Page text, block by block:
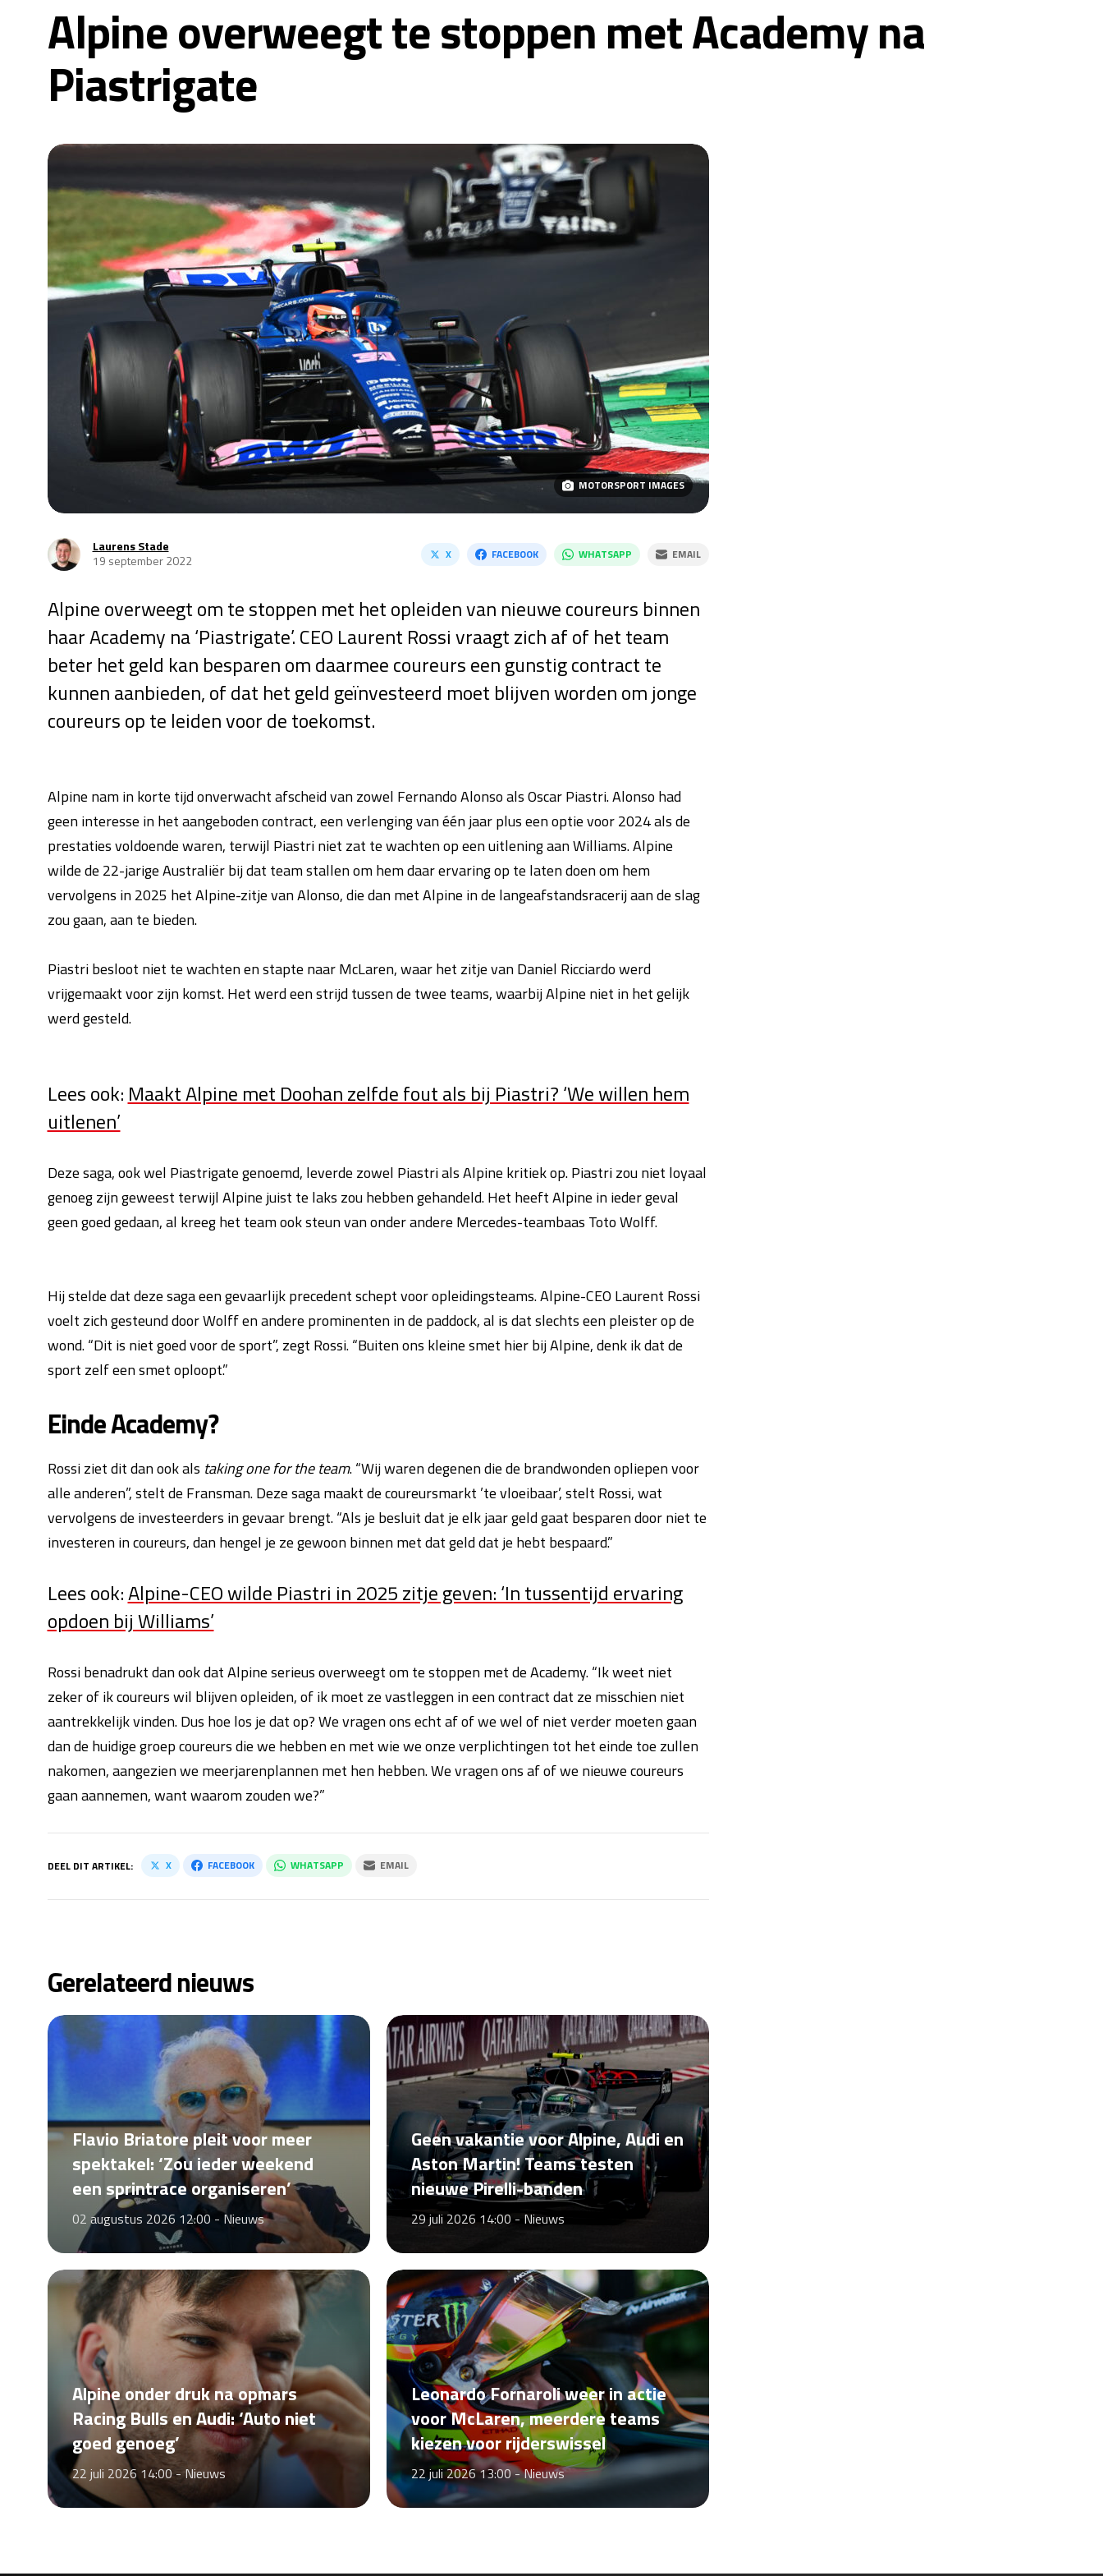
Alpine overweegt te stoppen met Academy na
Piastrigate
MOTORSPORT IMAGES
Laurens Stade
19 september 2022
X FACEBOOK WHATSAPP EMAIL
Alpine overweegt om te stoppen met het opleiden van nieuwe coureurs binnen
haar Academy na ‘Piastrigate’. CEO Laurent Rossi vraagt zich af of het team
beter het geld kan besparen om daarmee coureurs een gunstig contract te
kunnen aanbieden, of dat het geld geïnvesteerd moet blijven worden om jonge
coureurs op te leiden voor de toekomst.
Alpine nam in korte tijd onverwacht afscheid van zowel Fernando Alonso als Oscar Piastri. Alonso had
geen interesse in het aangeboden contract, een verlenging van één jaar plus een optie voor 2024 als de
prestaties voldoende waren, terwijl Piastri niet zat te wachten op een uitlening aan Williams. Alpine
wilde de 22-jarige Australiër bij dat team stallen om hem daar ervaring op te laten doen om hem
vervolgens in 2025 het Alpine-zitje van Alonso, die dan met Alpine in de langeafstandsracerij aan de slag
zou gaan, aan te bieden.
Piastri besloot niet te wachten en stapte naar McLaren, waar het zitje van Daniel Ricciardo werd
vrijgemaakt voor zijn komst. Het werd een strijd tussen de twee teams, waarbij Alpine niet in het gelijk
werd gesteld.
Lees ook: Maakt Alpine met Doohan zelfde fout als bij Piastri? ‘We willen hem
uitlenen’
Deze saga, ook wel Piastrigate genoemd, leverde zowel Piastri als Alpine kritiek op. Piastri zou niet loyaal
genoeg zijn geweest terwijl Alpine juist te laks zou hebben gehandeld. Het heeft Alpine in ieder geval
geen goed gedaan, al kreeg het team ook steun van onder andere Mercedes-teambaas Toto Wolff.
Hij stelde dat deze saga een gevaarlijk precedent schept voor opleidingsteams. Alpine-CEO Laurent Rossi
voelt zich gesteund door Wolff en andere prominenten in de paddock, al is dat slechts een pleister op de
wond. “Dit is niet goed voor de sport”, zegt Rossi. “Buiten ons kleine smet hier bij Alpine, denk ik dat de
sport zelf een smet oploopt.”
Einde Academy?
Rossi ziet dit dan ook als taking one for the team. “Wij waren degenen die de brandwonden opliepen voor
alle anderen”, stelt de Fransman. Deze saga maakt de coureursmarkt ’te vloeibaar’, stelt Rossi, wat
vervolgens de investeerders in gevaar brengt. “Als je besluit dat je elk jaar geld gaat besparen door niet te
investeren in coureurs, dan hengel je ze gewoon binnen met dat geld dat je hebt bespaard.”
Lees ook:Alpine-CEO wilde Piastri in 2025 zitje geven: ‘In tussentijd ervaring
opdoen bij Williams’
Rossi benadrukt dan ook dat Alpine serieus overweegt om te stoppen met de Academy. “Ik weet niet
zeker of ik coureurs wil blijven opleiden, of ik moet ze vastleggen in een contract dat ze misschien niet
aantrekkelijk vinden. Dus hoe los je dat op? We vragen ons echt af of we wel of niet verder moeten gaan
dan de huidige groep coureurs die we hebben en met wie we onze verplichtingen tot het einde toe zullen
nakomen, aangezien we meerjarenplannen met hen hebben. We vragen ons af of we nieuwe coureurs
gaan aannemen, want waarom zouden we?”
DEEL DIT ARTIKEL: X FACEBOOK WHATSAPP EMAIL
Gerelateerd nieuws
Flavio Briatore pleit voor meer
spektakel: ‘Zou ieder weekend
een sprintrace organiseren’
02 augustus 2026 12:00 -Nieuws
Geen vakantie voor Alpine, Audi en
Aston Martin! Teams testen
nieuwe Pirelli-banden
29 juli 2026 14:00 - Nieuws
Alpine onder druk na opmars
Racing Bulls en Audi: ‘Auto niet
goed genoeg’
22 juli 2026 14:00 -Nieuws
Leonardo Fornaroli weer in actie
voor McLaren, meerdere teams
kiezen voor rijderswissel
22 juli 2026 13:00 -Nieuws